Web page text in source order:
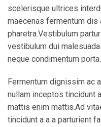
scelerisque ultrices
maecenas fermentum dis
pharetra.Vestibulum
vestibulum dui
neque condimentum porta.
Fermentum dignissim ac
nullam inceptos tincidunt
mattis enim mattis.Ad
tincidunt a a a parturient